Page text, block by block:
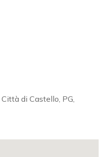
di Castello, PG,